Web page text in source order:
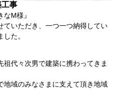
事
M様』
ていただき、一つ一つ納得してい
た。
代々次男で建築に携わってきま
地域のみなさまに支えて頂き地域